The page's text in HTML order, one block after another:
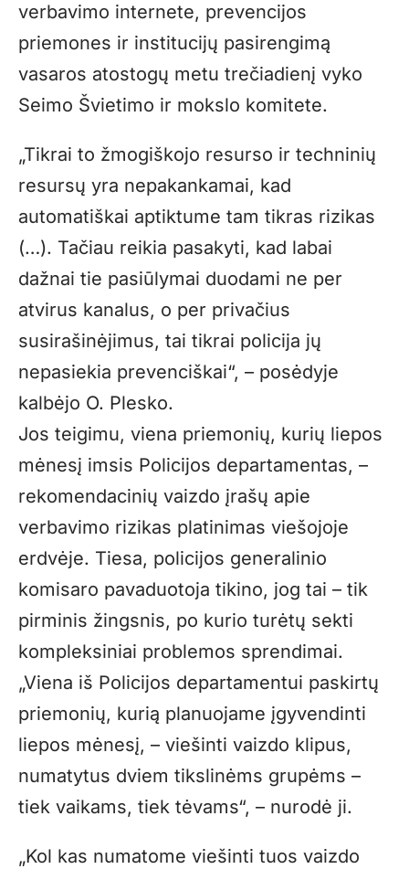
verbavimo internete, prevencijos
priemones ir institucijų pasirengimą
vasaros atostogų metu trečiadienį vyko
Seimo Švietimo ir mokslo komitete.
„Tikrai to žmogiškojo resurso ir techninių
resursų yra nepakankamai, kad
automatiškai aptiktume tam tikras rizikas
(…). Tačiau reikia pasakyti, kad labai
dažnai tie pasiūlymai duodami ne per
atvirus kanalus, o per privačius
susirašinėjimus, tai tikrai policija jų
nepasiekia prevenciškai“, – posėdyje
kalbėjo O. Plesko.
Jos teigimu, viena priemonių, kurių liepos
mėnesį imsis Policijos departamentas, –
rekomendacinių vaizdo įrašų apie
verbavimo rizikas platinimas viešojoje
erdvėje. Tiesa, policijos generalinio
komisaro pavaduotoja tikino, jog tai – tik
pirminis žingsnis, po kurio turėtų sekti
kompleksiniai problemos sprendimai.
„Viena iš Policijos departamentui paskirtų
priemonių, kurią planuojame įgyvendinti
liepos mėnesį, – viešinti vaizdo klipus,
numatytus dviem tikslinėms grupėms –
tiek vaikams, tiek tėvams“, – nurodė ji.
„Kol kas numatome viešinti tuos vaizdo